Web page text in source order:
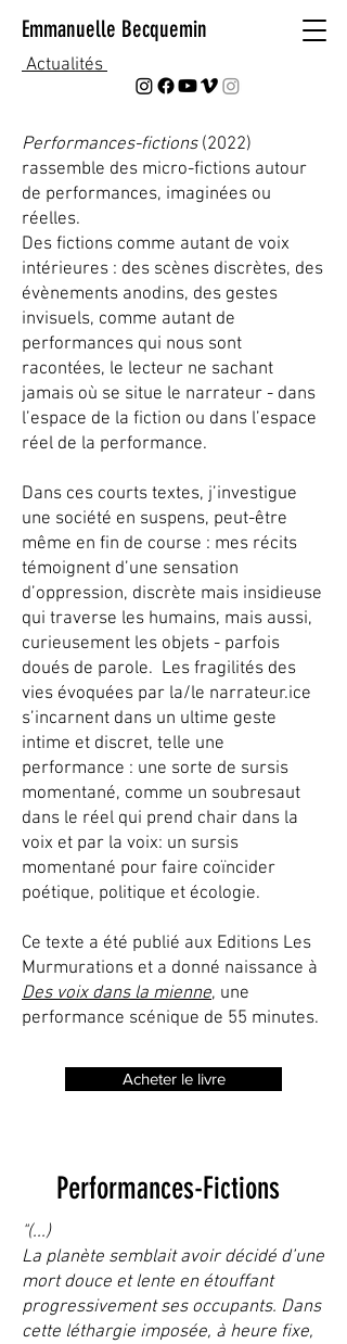
Emmanuelle Becquemin
Actualités
Performances-fictions(2022)
rassemble des micro-fictions autour
de performances, imaginées ou
réelles.
Des fictions comme autant de voix
intérieures : des scènes discrètes, des
évènements anodins, des gestes
invisuels, comme autant de
performances qui nous sont
racontées, le lecteur ne sachant
jamais où se situe le narrateur - dans
l’espace de la fiction ou dans l’espace
réel de la performance.
Dans ces courts textes, j’investigue
une société en suspens, peut-être
même en fin de course : mes récits
témoignent d’une sensation
d’oppression, discrète mais insidieuse
qui traverse les humains, mais aussi,
curieusement les objets - parfois
doués de parole. Les fragilités des
vies évoquées par la/le narrateur.ice
s’incarnent dans un ultime geste
intime et discret, telle une
performance : une sorte de sursis
momentané, comme un soubresaut
dans le réel qui prend chair dans la
voix et par la voix: un sursis
momentané pour faire coïncider
poétique, politique et écologie.
Ce texte a été publié aux Editions Les
Murmurations et a donné naissance à
Des voix dans la mienne, une
performance scénique de 55 minutes.
Acheter le livre
Performances-Fictions
"(...)
La planète semblait avoir décidé d’une
mort douce et lente en étouffant
progressivement ses occupants. Dans
cette léthargie imposée, à heure fixe,